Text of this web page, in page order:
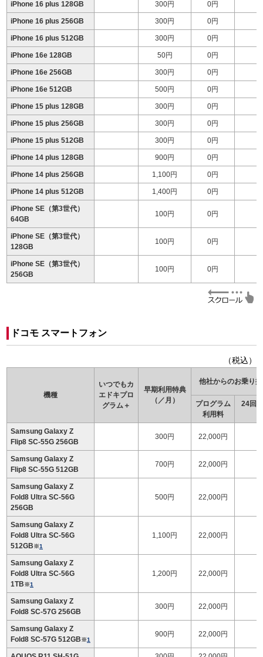
iPhone 16 plus 128GB 300円 0円
iPhone 16 plus 256GB 300円 0円
iPhone 16 plus 512GB 300円 0円
iPhone 16e 128GB 50円 0円
iPhone 16e 256GB 300円 0円
iPhone 16e 512GB 500円 0円
iPhone 15 plus 128GB 300円 0円
iPhone 15 plus 256GB 300円 0円
iPhone 15 plus 512GB 300円 0円
iPhone 14 plus 128GB 900円 0円
iPhone 14 plus 256GB 1,100円 0円
iPhone 14 plus 512GB 1,400円 0円
iPhone SE（第3世代）
64GB
100円 0円
iPhone SE（第3世代）
128GB
100円 0円
iPhone SE（第3世代）
256GB
100円 0円
ドコモ スマートフォン
（税込）
機種
いつでもカ
エドキプロ
グラム＋
早期利用特典
（／月）
他社からのお乗り
プログラム
利用料
24回
Samsung Galaxy Z
Flip8 SC-55G 256GB
300円 22,000円
Samsung Galaxy Z
Flip8 SC-55G 512GB
700円 22,000円
Samsung Galaxy Z
Fold8 Ultra SC-56G
256GB
500円 22,000円
Samsung Galaxy Z
Fold8 Ultra SC-56G
512GB※1
1,100円 22,000円
Samsung Galaxy Z
Fold8 Ultra SC-56G
1TB※1
1,200円 22,000円
Samsung Galaxy Z
Fold8 SC-57G 256GB
300円 22,000円
Samsung Galaxy Z
Fold8 SC-57G 512GB※1
900円 22,000円